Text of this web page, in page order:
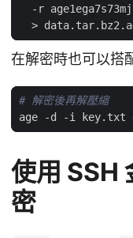
-r
在解密時也可以搭
# 解密後再解壓縮
age -d -i key.txt
使用 SSH
密